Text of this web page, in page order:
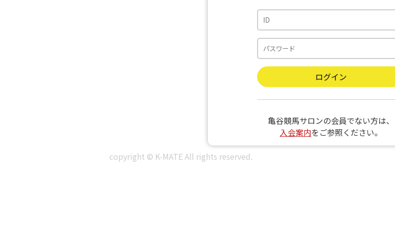
亀谷競馬サロンの会員でない方は、
入会案内をご参照ください。
copyright © K-MATE All rights reserved.